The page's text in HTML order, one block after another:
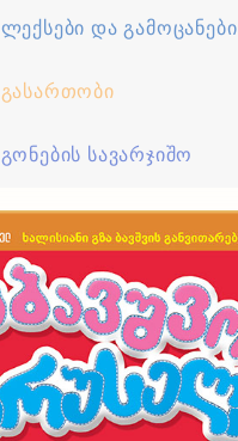
ლექსები და გამოცანები
გასართობი
გონების სავარჯიშო